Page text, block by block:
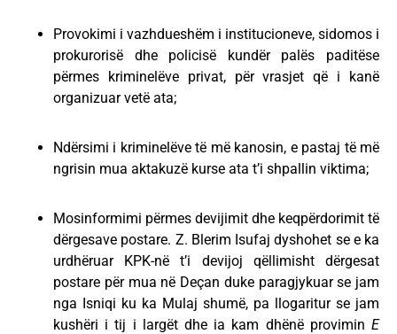
Provokimi i vazhdueshëm i institucioneve, sidomos i
prokurorisë dhe policisë kundër palës paditëse
përmes kriminelëve privat, për vrasjet që i kanë
organizuar vetë ata;
Ndërsimi i kriminelëve të më kanosin, e pastaj të më
ngrisin mua aktakuzë kurse ata t’i shpallin viktima;
Mosinformimi përmes devijimit dhe keqpërdorimit të
dërgesave postare. Z. Blerim Isufaj dyshohet se e ka
urdhëruar KPK-në t’i devijoj qëllimisht dërgesat
postare për mua në Deçan duke paragjykuar se jam
nga Isniqi ku ka Mulaj shumë, pa llogaritur se jam
kushëri i tij i largët dhe ia kam dhënë provimin E